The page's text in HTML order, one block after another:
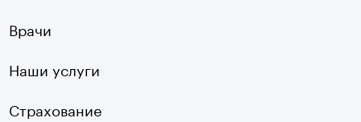
Девяткино
г. Колпино
Чек-ап
ЭКГ
Врачи
Наши услуги
Страхование